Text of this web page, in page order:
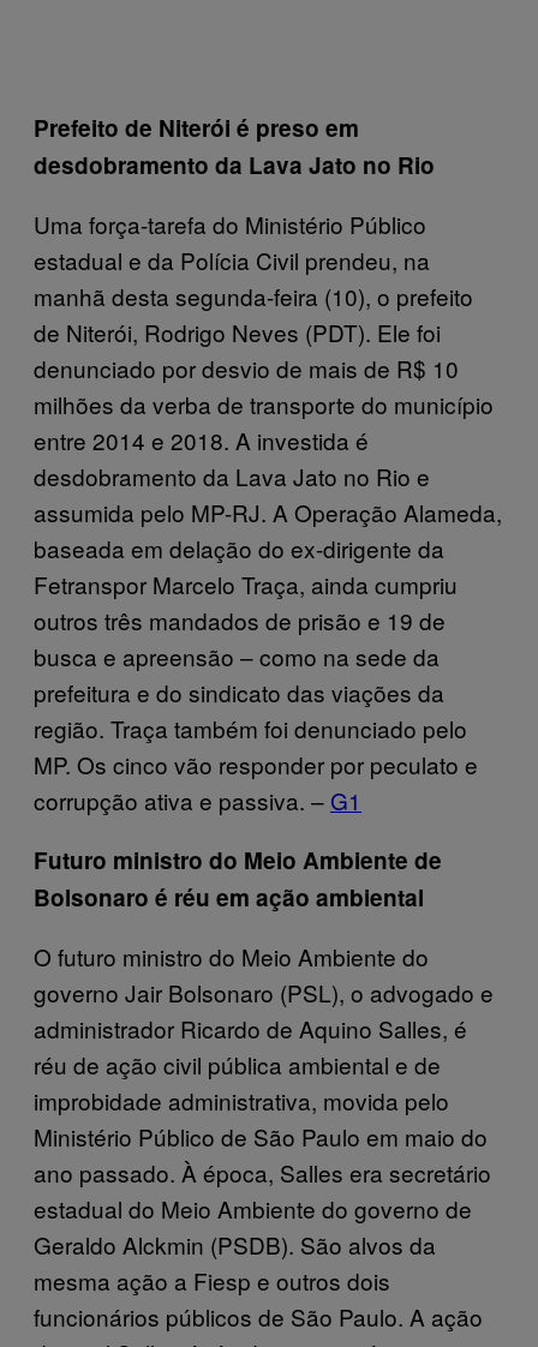
Prefeito de Niterói é preso em
desdobramento da Lava Jato no Rio
Uma força-tarefa do Ministério Público
estadual e da Polícia Civil prendeu, na
manhã desta segunda-feira (10), o prefeito
de Niterói, Rodrigo Neves (PDT). Ele foi
denunciado por desvio de mais de R$ 10
milhões da verba de transporte do município
entre 2014 e 2018. A investida é
desdobramento da Lava Jato no Rio e
assumida pelo MP-RJ. A Operação Alameda,
baseada em delação do ex-dirigente da
Fetranspor Marcelo Traça, ainda cumpriu
outros três mandados de prisão e 19 de
busca e apreensão – como na sede da
prefeitura e do sindicato das viações da
região. Traça também foi denunciado pelo
MP. Os cinco vão responder por peculato e
corrupção ativa e passiva. – G1
Futuro ministro do Meio Ambiente de
Bolsonaro é réu em ação ambiental
O futuro ministro do Meio Ambiente do
governo Jair Bolsonaro (PSL), o advogado e
administrador Ricardo de Aquino Salles, é
réu de ação civil pública ambiental e de
improbidade administrativa, movida pelo
Ministério Público de São Paulo em maio do
ano passado. À época, Salles era secretário
estadual do Meio Ambiente do governo de
Geraldo Alckmin (PSDB). São alvos da
mesma ação a Fiesp e outros dois
funcionários públicos de São Paulo. A ação